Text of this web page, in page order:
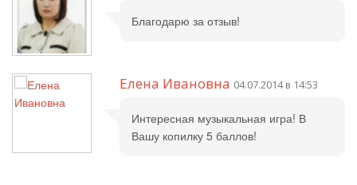
Благодарю за отзыв!
Елена Ивановна 04.07.2014 в 14:53
Интересная музыкальная игра! В
Вашу копилку 5 баллов!